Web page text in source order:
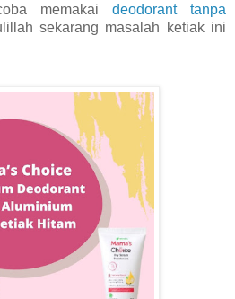
memakai deodorant tanpa
sekarang masalah ketiak ini